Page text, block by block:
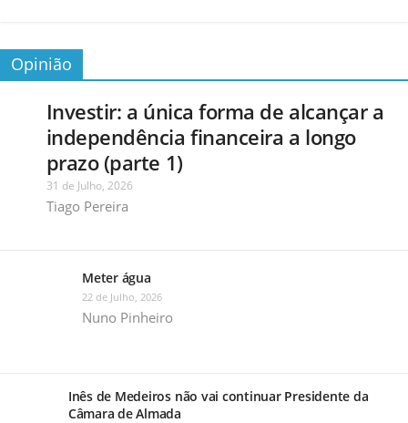
Opinião
Investir: a única forma de alcançar a
independência financeira a longo
prazo (parte 1)
31 de Julho, 2026
Tiago Pereira
Meter água
22 de Julho, 2026
Nuno Pinheiro
Inês de Medeiros não vai continuar Presidente da
Câmara de Almada